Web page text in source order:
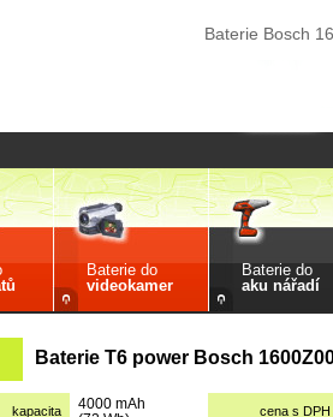
Baterie Bosch
Baterie do
videokamer
Baterie do
aku nářadí
Baterie T6 power Bosch
kapacita
4000 mAh
cena s DPH